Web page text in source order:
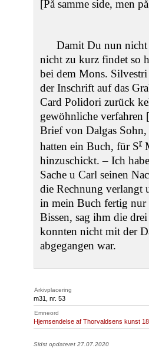
[På samme side, men
Damit Du nun nicht
nicht zu kurz findet so
bei dem Mons.
der Inschrift auf das
Card Polidori zurück
gewöhnliche verfahren
Brief von Dalgas
hatten ein Buch, für Sr
hinzuschickt. – Ich
Sache u Carl seinen
die Rechnung verlangt
in mein Buch fertig nur
Bissen, sag ihm die
konnten nicht mit der
abgegangen war.
Arkivplacering
m31, nr. 53
Emneord
Hjemsendelse af Thorvaldsens kunst
Sidst opdateret 27.07.2020